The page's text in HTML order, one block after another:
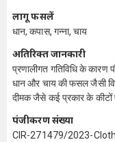
लागू फसलें
धान, कपास, गन्ना, चाय
अतिरिक्त जानकारी
प्रणालीगत गतिविधि के कारण
धान और चाय की फसल जैसी
दीमक जैसे कई प्रकार के कीटों
पंजीकरण संख्या
CIR-271479/2023-